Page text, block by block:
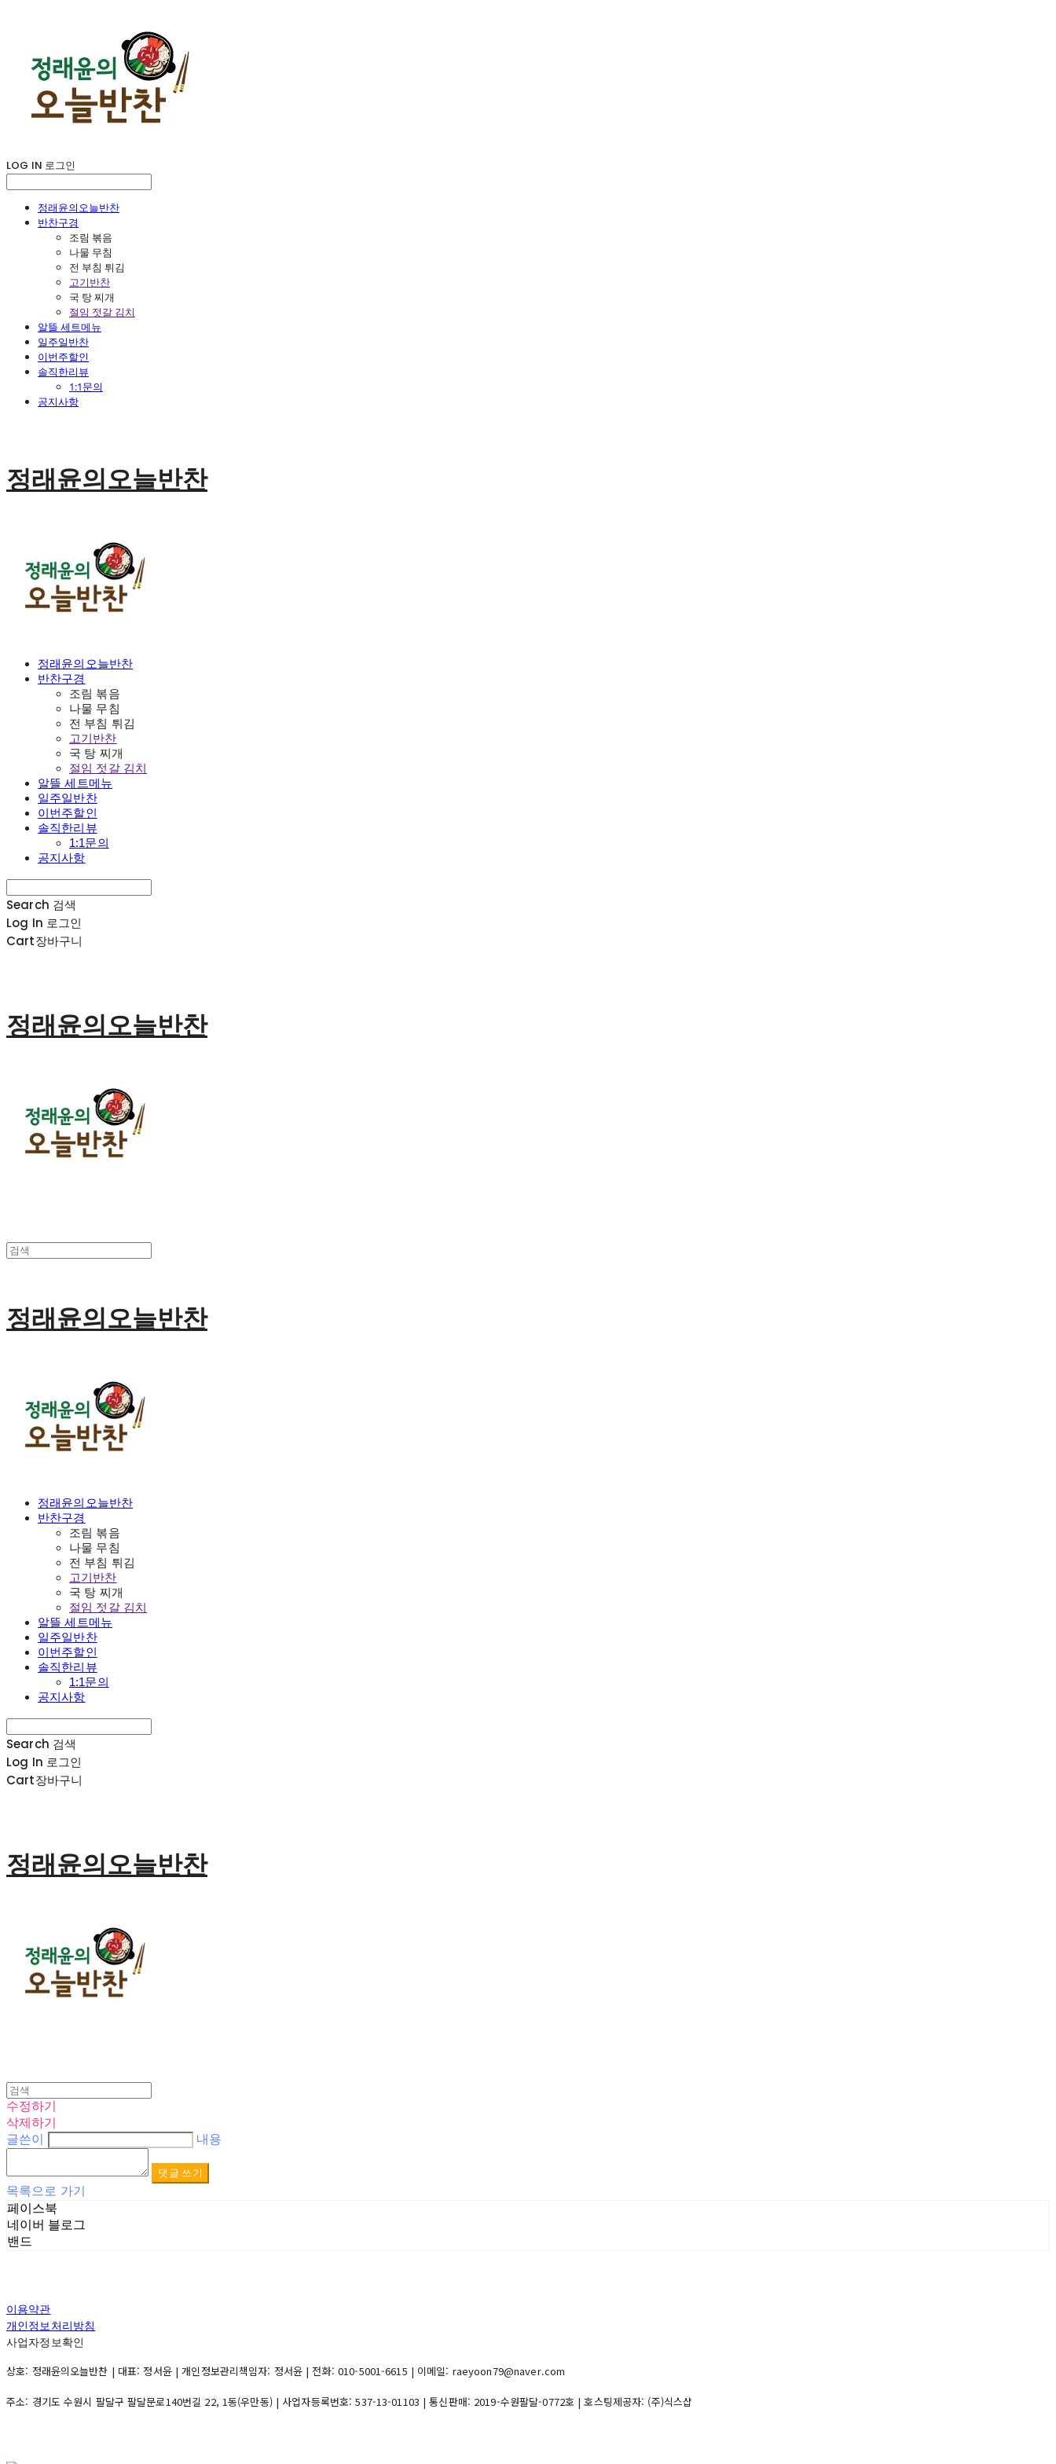
LOG IN 로그인
정래윤의오늘반찬
반찬구경
조림 볶음
나물 무침
전 부침 튀김
고기반찬
국 탕 찌개
절임 젓갈 김치
알뜰 세트메뉴
일주일반찬
이번주할인
솔직한리뷰
1:1문의
공지사항
정래윤의오늘반찬
정래윤의오늘반찬
반찬구경
조림 볶음
나물 무침
전 부침 튀김
고기반찬
국 탕 찌개
절임 젓갈 김치
알뜰 세트메뉴
일주일반찬
이번주할인
솔직한리뷰
1:1문의
공지사항
Search 검색
Log In 로그인
Cart장바구니
정래윤의오늘반찬
정래윤의오늘반찬
정래윤의오늘반찬
반찬구경
조림 볶음
나물 무침
전 부침 튀김
고기반찬
국 탕 찌개
절임 젓갈 김치
알뜰 세트메뉴
일주일반찬
이번주할인
솔직한리뷰
1:1문의
공지사항
Search 검색
Log In 로그인
Cart장바구니
정래윤의오늘반찬
수정하기
삭제하기
글쓴이
내용
댓글 쓰기
목록으로 가기
페이스북
네이버 블로그
밴드
이용약관
개인정보처리방침
사업자정보확인
상호: 정래윤의오늘반찬 | 대표: 정서윤 | 개인정보관리책임자: 정서윤 | 전화: 010-5001-6615 | 이메일: raeyoon79@naver.com
주소: 경기도 수원시 팔달구 팔달문로140번길 22, 1동(우만동) | 사업자등록번호:537-13-01103 | 통신판매: 2019-수원팔달-0772호 | 호스팅제공자: (주)식스샵